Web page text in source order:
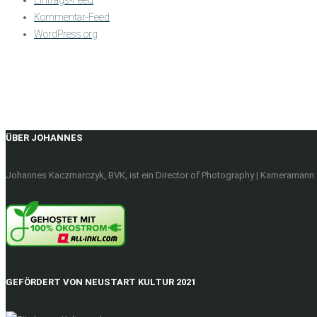
Kommentar-Feed
WordPress.org
ÜBER JOHANNES
Johannes Kaczmarczyk, BVK, ist ein Director of Photography |
GEFÖRDERT VON NEUSTART KULTUR 2021